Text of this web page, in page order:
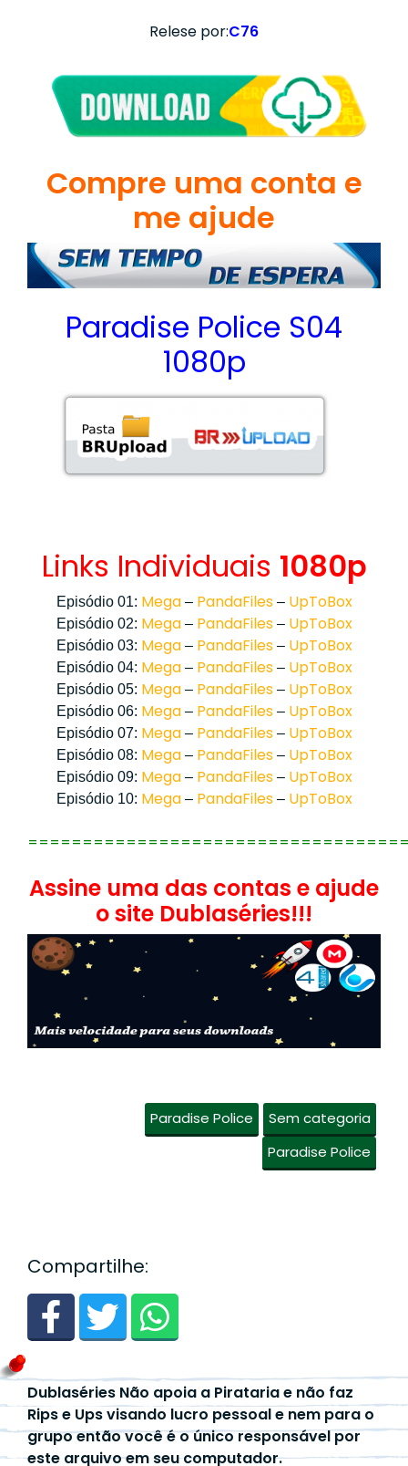
Relese por:C76
Compre uma conta e
me ajude
Paradise Police S04
1080p
Links Individuais 1080p
Episódio 01: Mega– PandaFiles– UpToBox
Episódio 02: Mega– PandaFiles– UpToBox
Episódio 03: Mega– PandaFiles– UpToBox
Episódio 04: Mega– PandaFiles– UpToBox
Episódio 05: Mega– PandaFiles– UpToBox
Episódio 06: Mega– PandaFiles– UpToBox
Episódio 07: Mega– PandaFiles– UpToBox
Episódio 08: Mega– PandaFiles– UpToBox
Episódio 09: Mega– PandaFiles– UpToBox
Episódio 10: Mega– PandaFiles– UpToBox
Assine uma das contas e ajude
o site Dublaséries!!!
Paradise Police
Sem categoria
Paradise Police
Compartilhe:
Dublaséries Não apoia a Pirataria e não faz
Rips e Ups visando lucro pessoal e nem para o
grupo então você é o único responsável por
este arquivo em seu computador.